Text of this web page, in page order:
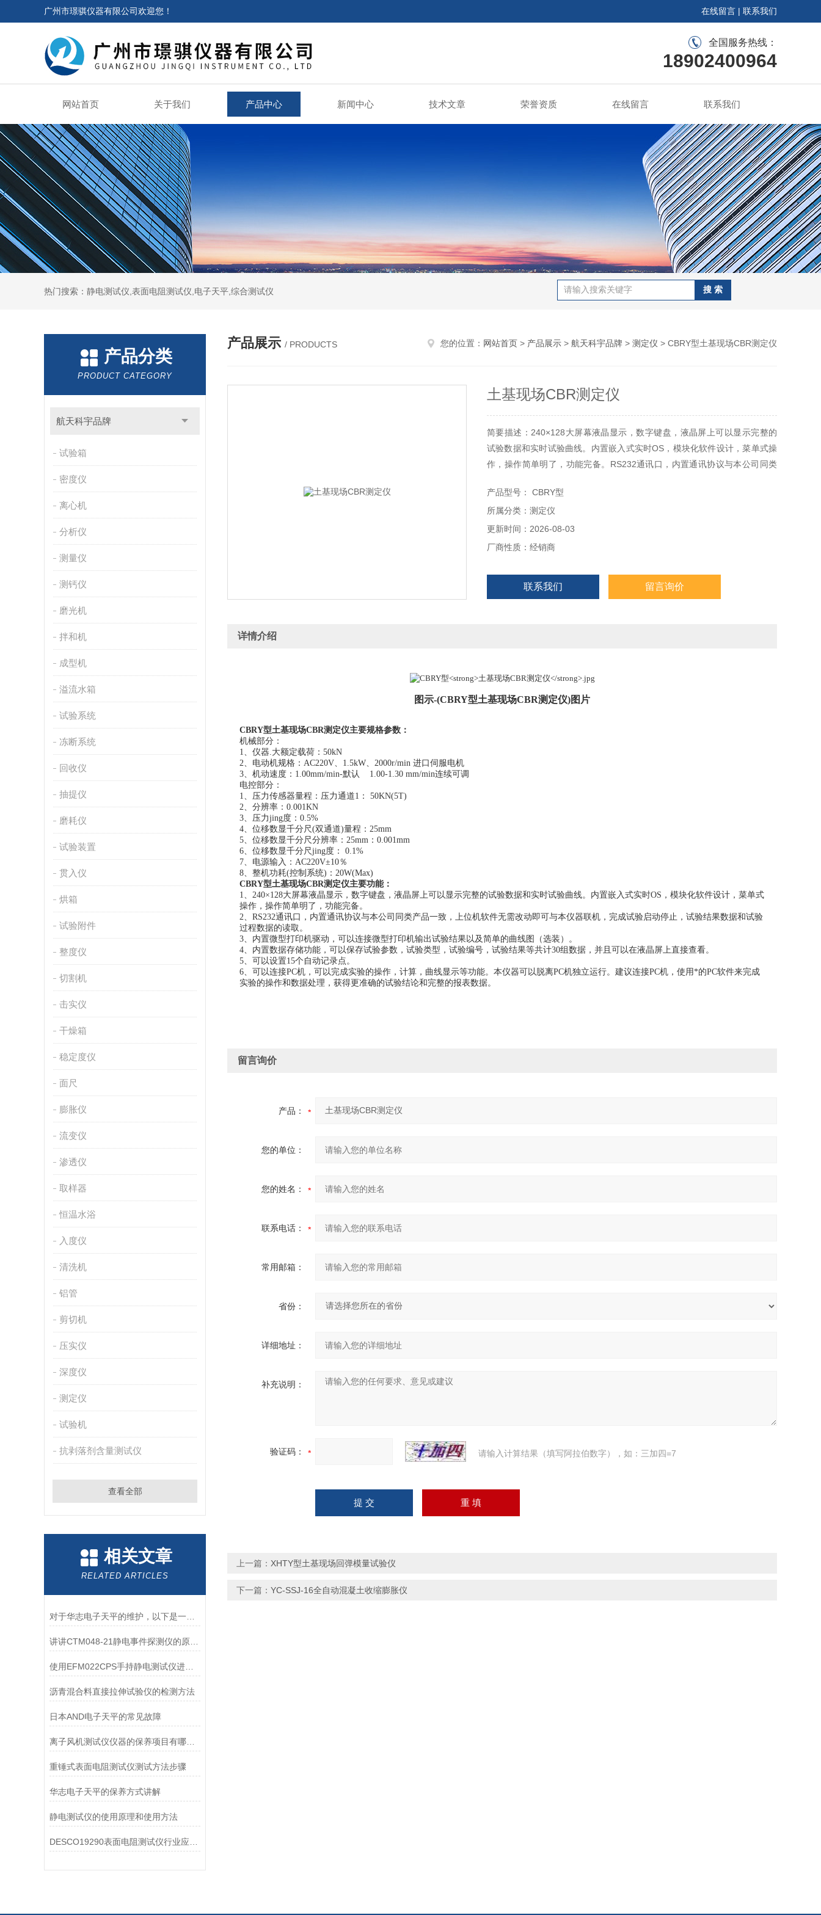
广州市璟骐仪器有限公司欢迎您！ 在线留言 | 联系我们
全国服务热线：
18902400964
网站首页 关于我们 产品中心 新闻中心 技术文章 荣誉资质 在线留言 联系我们
热门搜索：静电测试仪,表面电阻测试仪,电子天平,综合测试仪
产品分类
PRODUCT CATEGORY
航天科宇品牌
试验箱
密度仪
离心机
分析仪
测量仪
测钙仪
磨光机
拌和机
成型机
溢流水箱
试验系统
冻断系统
回收仪
抽提仪
磨耗仪
试验装置
贯入仪
烘箱
试验附件
整度仪
切割机
击实仪
干燥箱
稳定度仪
面尺
膨胀仪
流变仪
渗透仪
取样器
恒温水浴
入度仪
清洗机
铝管
剪切机
压实仪
深度仪
测定仪
试验机
抗剥落剂含量测试仪
查看全部
相关文章
RELATED ARTICLES
对于华志电子天平的维护，以下是一些建议和注意事项
讲讲CTM048-21静电事件探测仪的原理及组成装置
使用EFM022CPS手持静电测试仪进行测试的基本过程
沥青混合料直接拉伸试验仪的检测方法
日本AND电子天平的常见故障
离子风机测试仪仪器的保养项目有哪些？
重锤式表面电阻测试仪测试方法步骤
华志电子天平的保养方式讲解
静电测试仪的使用原理和使用方法
产品展示 / PRODUCTS 您的位置： 网站首页 > 产品展示 > 航天科宇品牌 > 测定仪 > CBRY型土基现场CBR测定仪
土基现场CBR测定仪
简要描述：240×128大屏幕液晶显示，数字键盘，液晶屏上可以显示完整的
试验数据和实时试验曲线。内置嵌入式实时OS，模块化软件设计，菜单式操
作，操作简单明了，功能完备。RS232通讯口，内置通讯协议与本公司同类
验结果数据和试验过程数据的读取。
产品型号： CBRY型
所属分类：测定仪
更新时间：2026-08-03
厂商性质：经销商
联系我们 留言询价
详情介绍
图示-(CBRY型土基现场CBR测定仪)图片
CBRY型土基现场CBR测定仪主要规格参数：
机械部分：
1、仪器.大额定载荷：50kN
2、电动机规格：AC220V、1.5kW、2000r/min 进口伺服电机
3、机动速度：1.00mm/min-默认 1.00-1.30 mm/min连续可调
电控部分：
1、压力传感器量程：压力通道1： 50KN(5T)
2、分辨率：0.001KN
3、压力jing度：0.5%
4、位移数显千分尺(双通道)量程：25mm
5、位移数显千分尺分辨率：25mm：0.001mm
6、位移数显千分尺jing度： 0.1%
7、电源输入：AC220V±10％
8、整机功耗(控制系统)：20W(Max)
CBRY型土基现场CBR测定仪主要功能：
1、240×128大屏幕液晶显示，数字键盘，液晶屏上可以显示完整的试验数据和实时试验曲线。内置嵌入式实时OS，模块化软件设计，菜单式
操作，操作简单明了，功能完备。
2、RS232通讯口，内置通讯协议与本公司同类产品一致，上位机软件无需改动即可与本仪器联机，完成试验启动停止，试验结果数据和试验
过程数据的读取。
3、内置微型打印机驱动，可以连接微型打印机输出试验结果以及简单的曲线图（选装）。
4、内置数据存储功能，可以保存试验参数，试验类型，试验编号，试验结果等共计30组数据，并且可以在液晶屏上直接查看。
5、可以设置15个自动记录点。
6、可以连接PC机，可以完成实验的操作，计算，曲线显示等功能。本仪器可以脱离PC机独立运行。建议连接PC机，使用*的PC软件来完成
实验的操作和数据处理，获得更准确的试验结论和完整的报表数据。
留言询价
产品：
您的单位：
您的姓名：
联系电话：
常用邮箱：
省份：
详细地址：
补充说明：
验证码： 请输入计算结果（填写阿拉伯数字），如：三加四=7
上一篇： XHTY型土基现场回弹模量试验仪
下一篇： YC-SSJ-16全自动混凝土收缩膨胀仪